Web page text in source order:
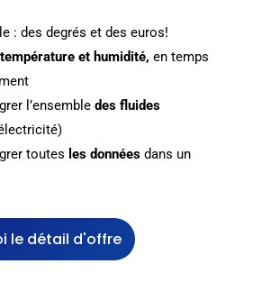
: des degrés et des euros!
et humidité, en temps
l’ensemble des fluides
toutes les donnéesdans un
le détail d'offre